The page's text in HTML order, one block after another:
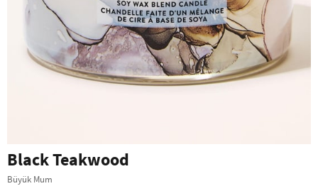
Black Teakwood
Büyük Mum